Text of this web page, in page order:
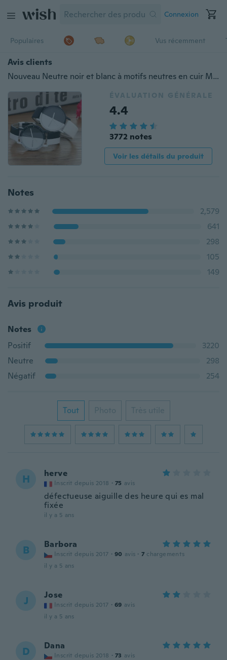
Connexion
Populaires Vus récemment
Avis clients
Nouveau Neutre noir et blanc à motifs neutres en cuir Mode en cuir Quartz bracelet montre UWatch Cadeaux
ÉVALUATION GÉNÉRALE
4.4
3772 notes
Voir les détails du produit
Notes
2,579
641
298
105
149
Avis produit
Notes
Positif
3220
Neutre
298
Négatif
254
Tout Photo Très utile
H herve
Inscrit depuis 2018 · 75 avis
défectueuse aiguille des heure qui es mal
fixée
il y a 5 ans
B Barbora
Inscrit depuis 2017 · 90 avis · 7 chargements
il y a 5 ans
J Jose
Inscrit depuis 2017 · 69 avis
il y a 5 ans
D Dana
Inscrit depuis 2018 · 73 avis